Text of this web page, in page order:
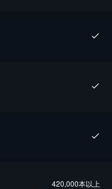
420,000本以上